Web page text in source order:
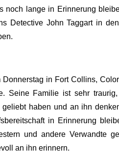
noch lange in Erinnerung
Detective John Taggart in
Donnerstag in Fort Collins,
Seine Familie ist sehr
geliebt haben und an ihn
in Erinnerung
und andere Verwandte
an ihn erinnern.